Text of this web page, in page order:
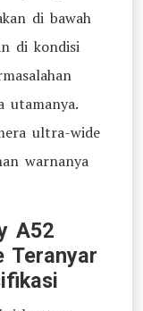
di bawah
di kondisi
utamanya.
ultra-wide
warnanya
A52
Teranyar